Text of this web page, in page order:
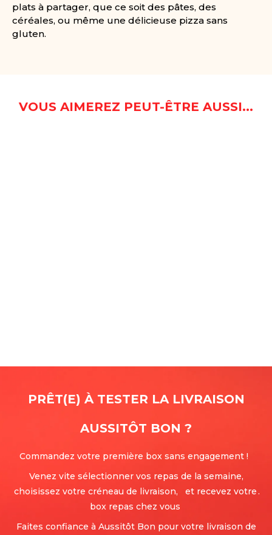
plats à partager, que ce soit des pâtes, des
céréales, ou même une délicieuse pizza sans
gluten.
VOUS AIMEREZ PEUT-ÊTRE AUSSI...
PRÊT(E) À TESTER LA LIVRAISON
AUSSITÔT BON ?
Commandez votre première box sans engagement !
Venez vite sélectionner vos repas de la semaine,
choisissez votre créneau de livraison, et recevez votre
box repas chez vous
.
Faites confiance à Aussitôt Bon pour votre livraison de